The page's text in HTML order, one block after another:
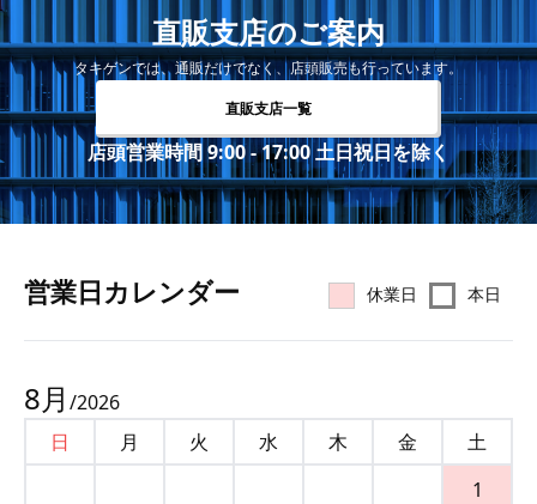
直販支店のご案内
タキゲンでは、通販だけでなく、店頭販売も行っています。
直販支店一覧
店頭営業時間 9:00 - 17:00 土日祝日を除く
営業⽇カレンダー 休業日 本日
8月 /2026
日
月 火 水 木 金
土
1